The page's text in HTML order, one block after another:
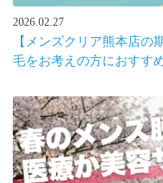
2026.02.27
【メンズクリア熊本店の
毛をお考えの方におすす